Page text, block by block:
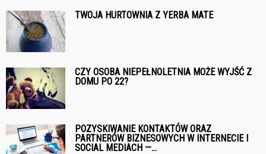
TWOJA HURTOWNIA Z YERBA MATE
CZY OSOBA NIEPEŁNOLETNIA MOŻE WYJŚĆ Z
DOMU PO 22?
POZYSKIWANIE KONTAKTÓW ORAZ
PARTNERÓW BIZNESOWYCH W INTERNECIE I
SOCIAL MEDIACH —...